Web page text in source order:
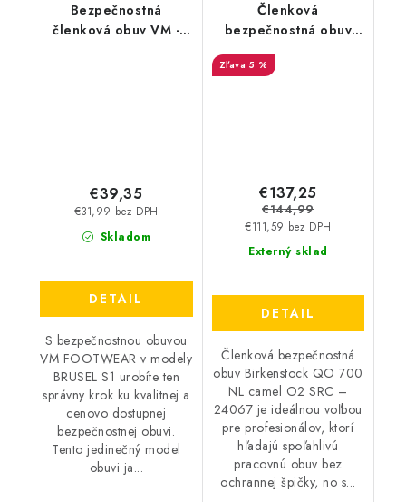
Bezpečnostná
členková obuv VM -
Skladom
€31,99 bez DPH
€39,35
DETAIL
S bezpečnostnou obuvou
VM FOOTWEAR v modely
BRUSEL S1 urobíte ten
správny krok ku kvalitnej a
cenovo dostupnej
bezpečnostnej obuvi.
Tento jedinečný model
obuvi ja...
Členková
bezpečnostná obuv
BIRKENSTOCK -
Birkenstock QO 700
5 %
Externý sklad
€111,59 bez DPH
€137,25
€144,99
DETAIL
Členková bezpečnostná
obuv Birkenstock QO 700
NL camel O2 SRC –
24067 je ideálnou voľbou
pre profesionálov, ktorí
hľadajú spoľahlivú
pracovnú obuv bez
ochrannej špičky, no s...